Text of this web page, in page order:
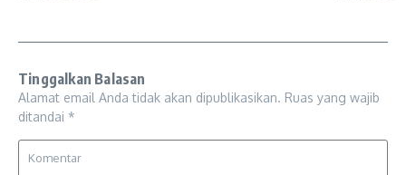
Tinggalkan Balasan
Alamat email Anda tidak akan dipublikasikan. Ruas yang wajib
ditandai *